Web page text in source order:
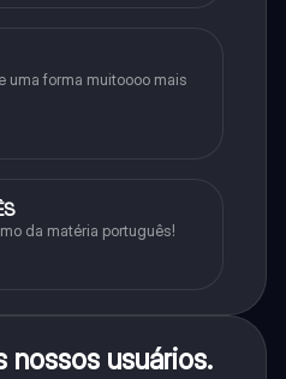
uma forma muitoooo mais
da matéria português!
usuários.